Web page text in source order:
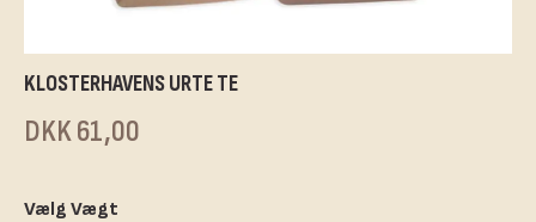
KLOSTERHAVENS URTE TE
DKK 61,00
Vælg Vægt